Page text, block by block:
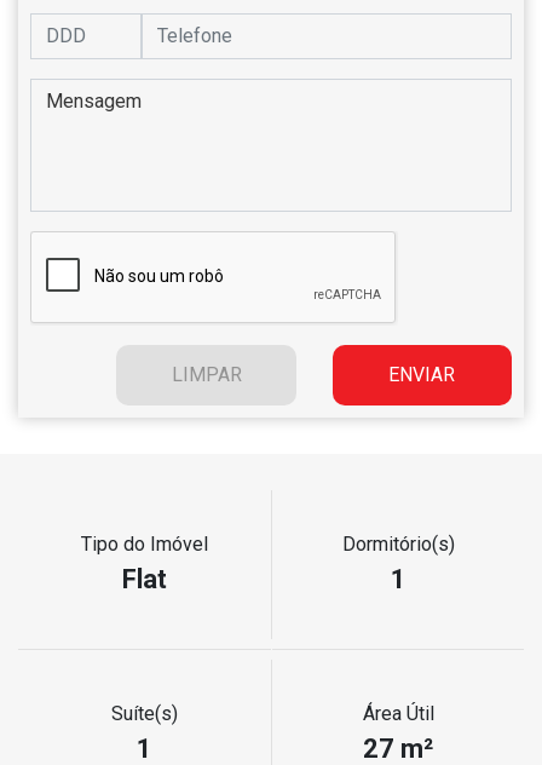
Tipo do Imóvel
Flat
Dormitório(s)
1
Suíte(s)
1
Área Útil
27 m²